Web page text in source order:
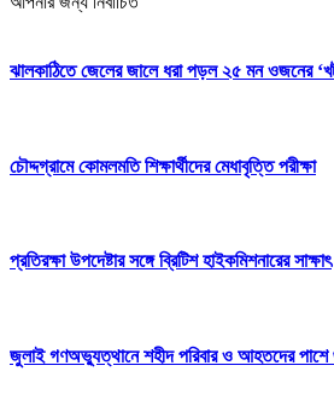
ঝালকাঠিতে জেলের জালে ধরা পড়ল ২৫ মন ওজনের
চৌদ্দগ্রামে কোমলমতি শিক্ষার্থীদের মেধাবৃত্তি পরীক্ষা
প্রতিরক্ষা উপদেষ্টার সঙ্গে ব্রিটিশ হাইকমিশনারের সাক্ষাৎ
জুলাই গণঅভ্যুত্থানে শহীদ পরিবার ও আহতদের পাশে